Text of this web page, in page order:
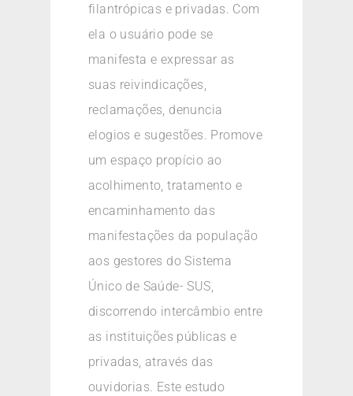
filantrópicas e privadas. Com
ela o usuário pode se
manifesta e expressar as
suas reivindicações,
reclamações, denuncia
elogios e sugestões. Promove
um espaço propício ao
acolhimento, tratamento e
encaminhamento das
manifestações da população
aos gestores do Sistema
Único de Saúde- SUS,
discorrendo intercâmbio entre
as instituições públicas e
privadas, através das
ouvidorias. Este estudo